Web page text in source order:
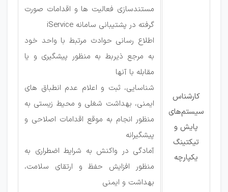
کارشناس
سیستم‌های
پایش و
تیکتینگ
یکپارچه
مستندسازی فعالیت ها و اقدامات صورت
گرفته در پشتیبانی سامانه iService
اطلاع رسانی حوادث مرتبط با واحد خود
به مرجع ذیربط به منظور پیشگیری و یا
مقابله با آنها
شناسایی، ثبت و اعلام عدم انطباق های
ایمنی، بهداشت شغلی و محیط زیستی به
منظور انجام به موقع اقدامات اصلاحی و
پیشگیرانه
آمادگی در واکنش به شرایط اضطراری به
منظور افزایش حفظ و ارتقای سلامت،
بهداشت و ایمنی